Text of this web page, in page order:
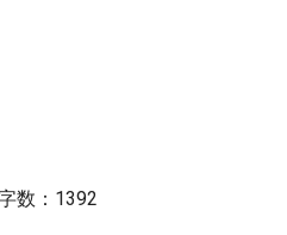
数：1392